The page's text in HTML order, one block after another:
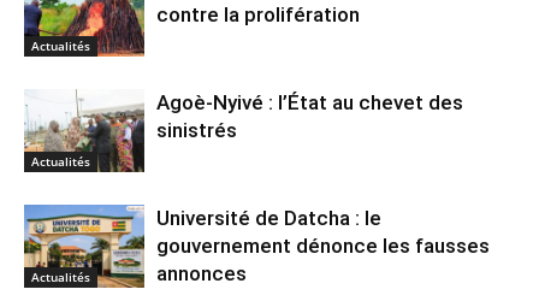
Actualités
contre la prolifération
Actualités
Agoè-Nyivé : l’État au chevet des
sinistrés
Actualités
Université de Datcha : le
gouvernement dénonce les fausses
annonces